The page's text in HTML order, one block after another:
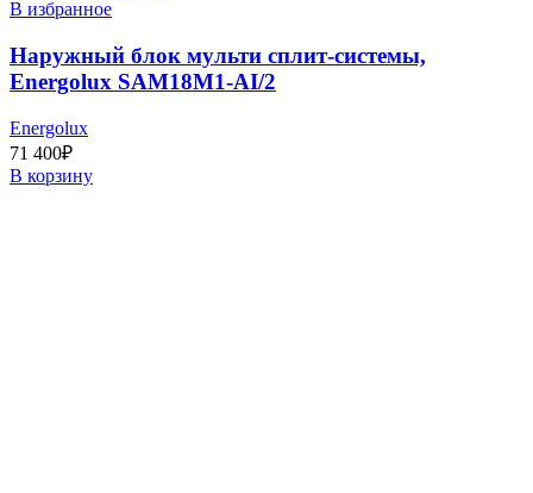
В избранное
Наружный блок мульти сплит-системы,
Energolux SAM18M1-AI/2
Energolux
71 400₽
В корзину